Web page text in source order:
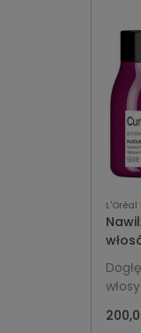
L'Oréal
ich